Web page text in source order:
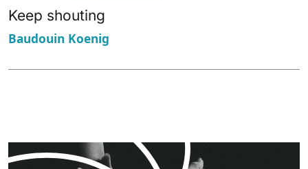
Keep shouting
Baudouin Koenig